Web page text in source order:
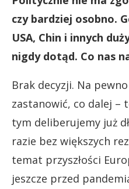
czy bardziej osobno.
USA, Chin i innych
nigdy dotąd. Co nas
Brak decyzji. Na
zastanowić, co dalej –
tym deliberujemy już
razie bez większych
temat przyszłości
jeszcze przed